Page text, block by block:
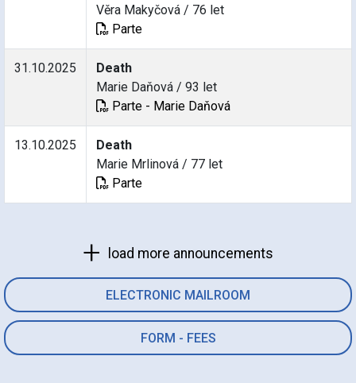
ELECTRONIC MAILROOM
FORM - FEES
Věra Makyčová / 76 let
Parte
31.10.2025
Death
Marie Daňová / 93 let
Parte - Marie Daňová
13.10.2025
Death
Marie Mrlinová / 77 let
Parte
load more announcements